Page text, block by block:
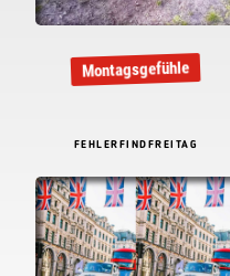
Montagsgefühle
FEHLERFINDFREITAG